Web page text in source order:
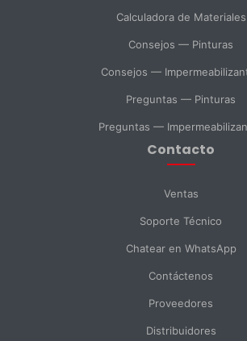
SELECCIONAR DEPARTAMENTO
Soporte Técnico
Consulta General
Enviar Mensaje
Calculadora de Materiales
Consejos — Pinturas
Consejos —
Preguntas — Pinturas
Preguntas —
Contacto
Ventas
Soporte Técnico
Chatear en WhatsApp
Contáctenos
Proveedores
Distribuidores